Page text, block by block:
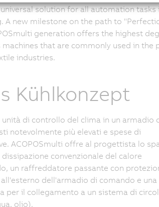
solution for all automation tasks
A new milestone on the path to
generation offers the highest
that are commonly used in the
industries.
Kühlkonzept
di controllo del clima in un armadio
notevolmente più elevati e spese di
ACOPOSmulti offre al progettista lo
convenzionale del calore
un raffreddatore passante con
dell'armadio di comando e una
per il collegamento a un sistema di
olio).